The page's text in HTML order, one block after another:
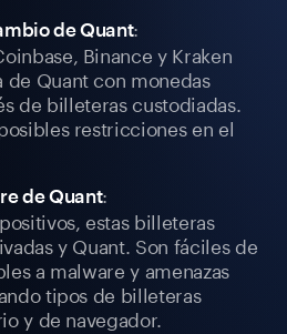
de Quant:
Binance y Kraken
Quant con monedas
de billeteras custodiadas.
restricciones en el
de Quant:
estas billeteras
y Quant. Son fáciles de
a malware y amenazas
tipos de billeteras
y de navegador.